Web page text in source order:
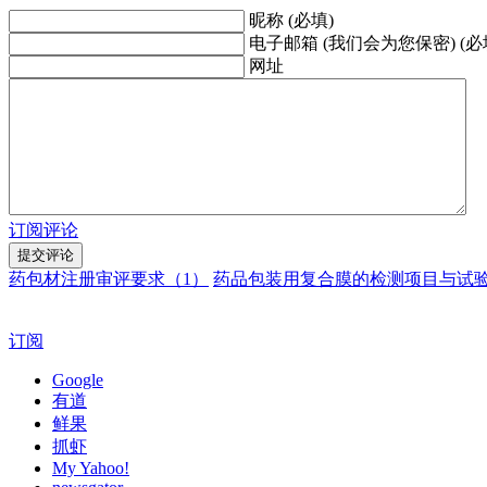
昵称 (必填)
电子邮箱 (我们会为您保密) (必
网址
订阅评论
药包材注册审评要求（1） 药品包装用复合膜的检测项目与试
订阅
Google
有道
鲜果
抓虾
My Yahoo!